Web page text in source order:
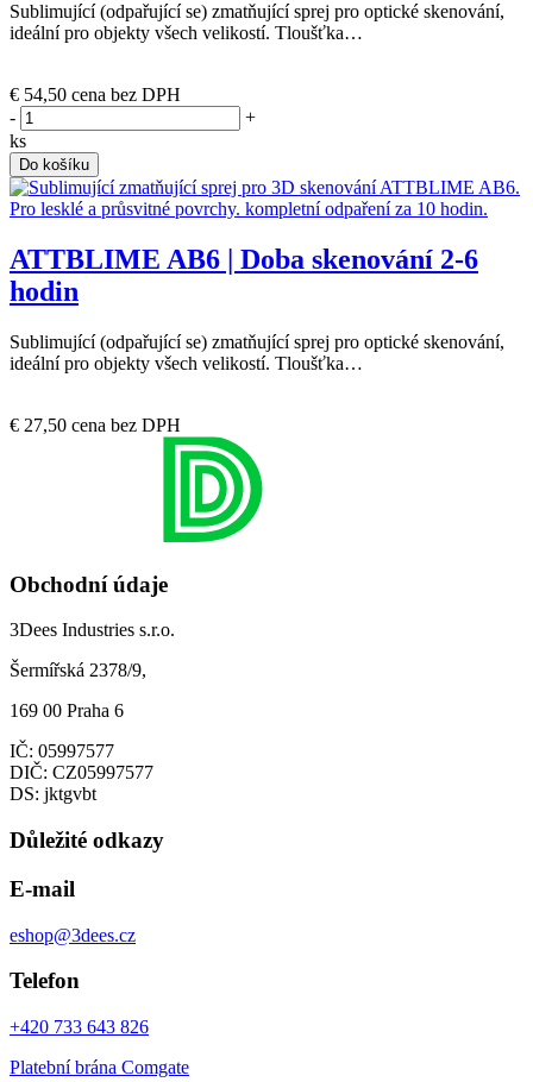
Sublimující (odpařující se) zmatňující sprej pro optické skenování,
ideální pro objekty všech velikostí. Tloušťka…
€ 54,50 cena bez DPH
-
+
ks
Do košíku
ATTBLIME AB6 | Doba skenování 2-6
hodin
Sublimující (odpařující se) zmatňující sprej pro optické skenování,
ideální pro objekty všech velikostí. Tloušťka…
€ 27,50 cena bez DPH
Obchodní údaje
3Dees Industries s.r.o.
Šermířská 2378/9,
169 00 Praha 6
IČ: 05997577
DIČ: CZ05997577
DS: jktgvbt
Důležité odkazy
E-mail
eshop@3dees.cz
Telefon
+420 733 643 826
Platební brána Comgate